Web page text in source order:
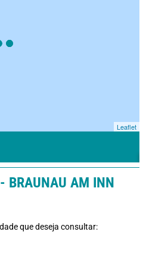
Leaflet
BRAUNAU AM INN
que deseja consultar: